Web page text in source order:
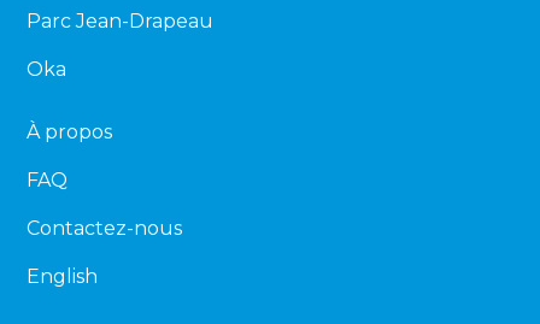
Parc Jean-Drapeau
Oka
À propos
FAQ
Contactez-nous
English